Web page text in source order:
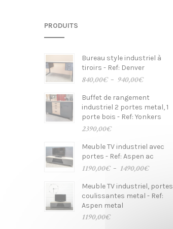
t
i
o
PRODUITS
Bureau style industriel à
tiroirs - Ref: Denver
840,00€ – 940,00€Plage
prix :
840,00€
à
Buffet de rangement
industriel 2 portes metal, 1
porte bois - Ref: Yonkers
2390,00€
Meuble TV industriel avec
portes - Ref: Aspen ac
1190,00€ – 1490,00€Plage
prix :
1190,00€
Meuble TV industriel, portes
coulissantes metal - Ref:
Aspen metal
1190,00€